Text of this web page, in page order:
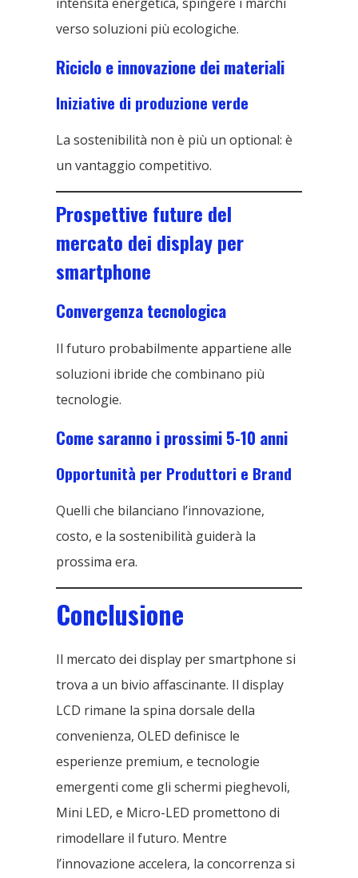
verso soluzioni più ecologiche.
Riciclo e innovazione dei materiali
Iniziative di produzione verde
La sostenibilità non è più un optional: è
un vantaggio competitivo.
Prospettive future del
mercato dei display per
smartphone
Convergenza tecnologica
Il futuro probabilmente appartiene alle
soluzioni ibride che combinano più
tecnologie.
Come saranno i prossimi 5-10 anni
Opportunità per Produttori e Brand
Quelli che bilanciano l’innovazione,
costo, e la sostenibilità guiderà la
prossima era.
Conclusione
Il mercato dei display per smartphone si
trova a un bivio affascinante. Il display
LCD rimane la spina dorsale della
convenienza, OLED definisce le
esperienze premium, e tecnologie
emergenti come gli schermi pieghevoli,
Mini LED, e Micro-LED promettono di
rimodellare il futuro. Mentre
l’innovazione accelera, la concorrenza si